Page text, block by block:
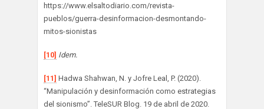
https://www.elsaltodiario.com/revista-
pueblos/guerra-desinformacion-desmontando-
mitos-sionistas
[10] Idem.
[11] Hadwa Shahwan, N. y Jofre Leal, P. (2020).
“Manipulación y desinformación como estrategias
del sionismo”. TeleSUR Blog. 19 de abril de 2020.